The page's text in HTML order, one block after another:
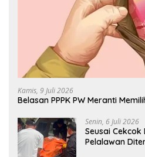
Kamis, 9 Juli 2026
Belasan PPPK PW Meranti
Senin, 6 Juli 2026
Seusai
Pelalawan